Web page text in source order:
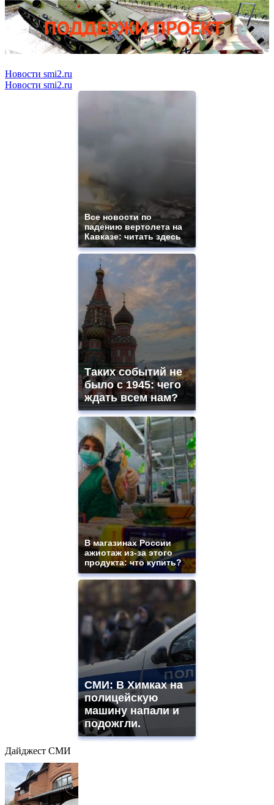
Новости smi2.ru
Новости smi2.ru
Все новости по
падению вертолета на
Кавказе: читать здесь
Таких событий не
было с 1945: чего
ждать всем нам?
В магазинах России
ажиотаж из-за этого
продукта: что купить?
СМИ: В Химках на
полицейскую
машину напали и
подожгли.
Дайджест СМИ